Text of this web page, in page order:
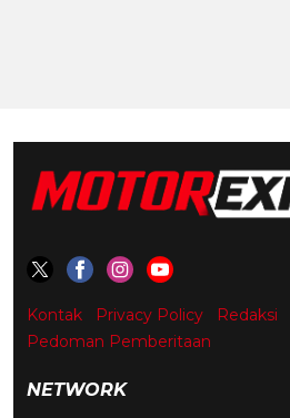
Kontak Privacy Policy Redaksi
Pedoman Pemberitaan
NETWORK